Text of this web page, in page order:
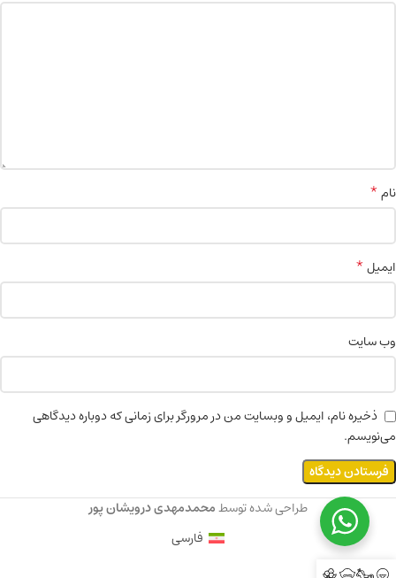
نام*
ایمیل*
وب‌ سایت
ذخیره نام، ایمیل و وبسایت من در مرورگر برای زمانی که دوباره دیدگاهی
می‌نویسم.
طراحی شده توسطمحمدمهدی درویشان پور
فارسی